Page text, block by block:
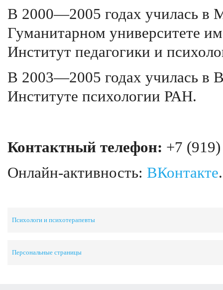
В 2000—2005 годах училась в
Гуманитарном университете
Институт педагогики и
В 2003—2005 годах училась в
Институте психологии РАН.
Контактный телефон: +7
Онлайн-активность: ВКонтакте.
Психологи и психотерапевты
Персональные страницы